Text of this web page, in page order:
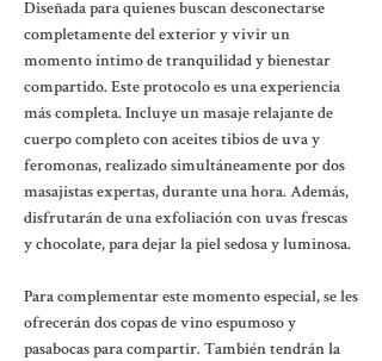
Diseñada para quienes buscan desconectarse
completamente del exterior y vivir un
momento íntimo de tranquilidad y bienestar
compartido. Este protocolo es una experiencia
más completa. Incluye un masaje relajante de
cuerpo completo con aceites tibios de uva y
feromonas, realizado simultáneamente por dos
masajistas expertas, durante una hora. Además,
disfrutarán de una exfoliación con uvas frescas
y chocolate, para dejar la piel sedosa y luminosa.
Para complementar este momento especial, se les
ofrecerán dos copas de vino espumoso y
pasabocas para compartir. También tendrán la